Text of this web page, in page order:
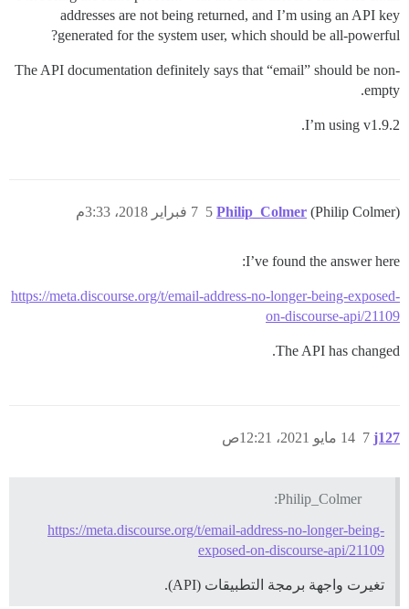
addresses are not being returned, and I’m using an API key
generated for the system user, which should be all-powerful?
The API documentation definitely says that “email” should be non-
empty.
I’m using v1.9.2.
Philip_Colmer (Philip Colmer) 7 فبراير 2018، 3:33م 5
I’ve found the answer here:
https://meta.discourse.org/t/email-address-no-longer-being-exposed-
on-discourse-api/21109
The API has changed.
j127 14 مايو 2021، 12:21ص 7
Philip_Colmer:
https://meta.discourse.org/t/email-address-no-longer-being-
exposed-on-discourse-api/21109
تغيرت واجهة برمجة التطبيقات (API).